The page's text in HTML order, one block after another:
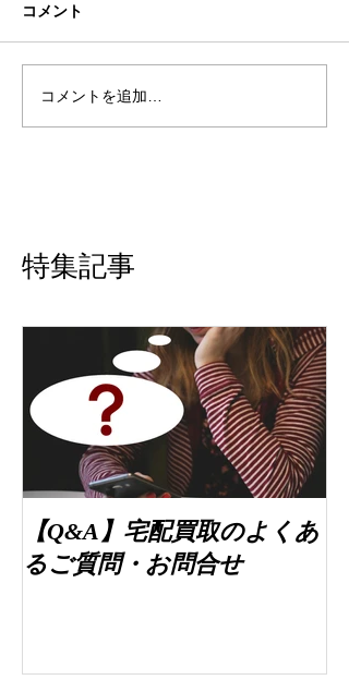
コメント
コメントを追加…
特集記事
【Q&A】宅配買取のよくあ
るご質問・お問合せ